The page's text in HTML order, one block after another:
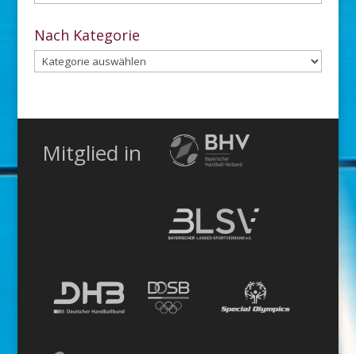
dem
Archiv
Nach Kategorie
Nach
Kategorie
Mitglied in